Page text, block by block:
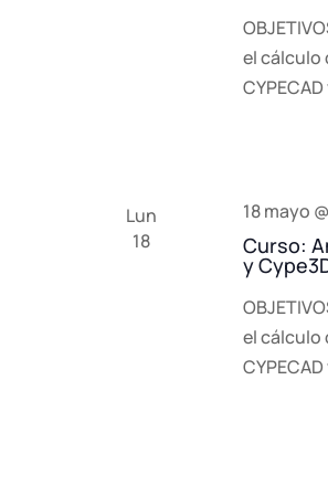
el cálculo
Lun
18
Curso:
y
18 mayo
el cálculo